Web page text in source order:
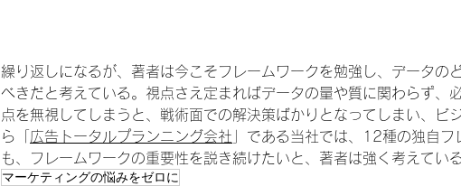
繰り返しになるが、著者は今こそフレームワークを勉強し、データの
べきだと考えている。視点さえ定まればデータの量や質に関わらず、
点を無視してしまうと、戦術面での解決策ばかりとなってしまい、ビ
ら「 広告トータルプランニング会社 」である当社では、12種の独自
も、フレームワークの重要性を説き続けたいと、著者は強く考えている
マーケティングの悩みをゼロに